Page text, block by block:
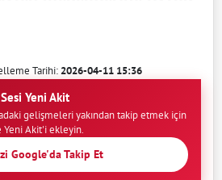
Tarihi:2026-04-11 15:36
Yeni Akit
gelişmeleri yakından takip etmek için
Akit'i ekleyin.
Google'da Takip Et